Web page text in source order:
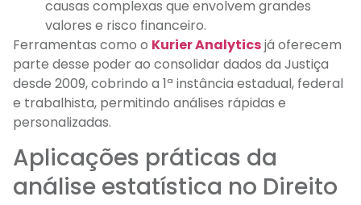
causas complexas que envolvem grandes
valores e risco financeiro.
Ferramentas como o Kurier Analyticsjá oferecem
parte desse poder ao consolidar dados da Justiça
desde 2009, cobrindo a 1ª instância estadual, federal
e trabalhista, permitindo análises rápidas e
personalizadas.
Aplicações práticas da
análise estatística no Direito